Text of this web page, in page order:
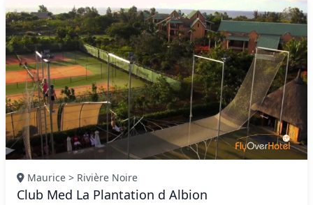
Maurice > Rivière Noire
Club Med La Plantation d Albion